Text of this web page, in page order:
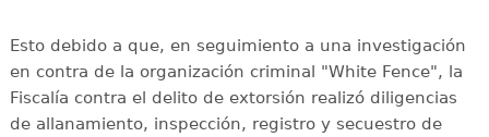
Esto debido a que, en seguimiento a una investigación
en contra de la organización criminal "White Fence", la
Fiscalía contra el delito de extorsión realizó diligencias
de allanamiento, inspección, registro y secuestro de